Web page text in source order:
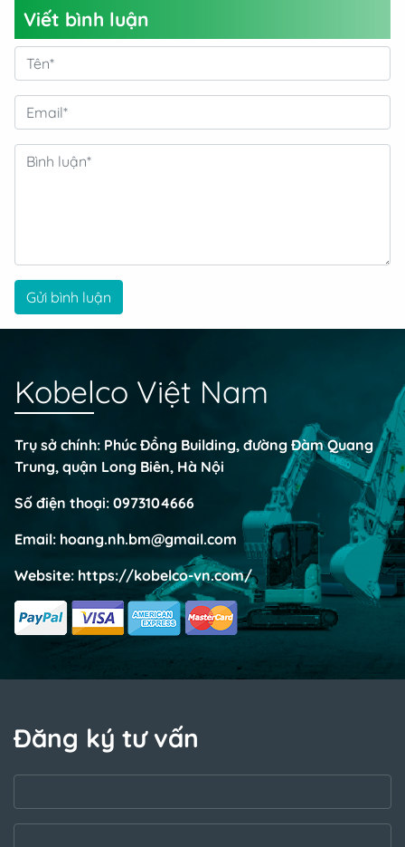
Viết bình luận
Gửi bình luận
Kobelco Việt Nam
Trụ sở chính: Phúc Đồng Building, đường Đàm Quang
Trung, quận Long Biên, Hà Nội
Số điện thoại: 0973104666
Email: hoang.nh.bm@gmail.com
Website: https://kobelco-vn.com/
Đăng ký tư vấn